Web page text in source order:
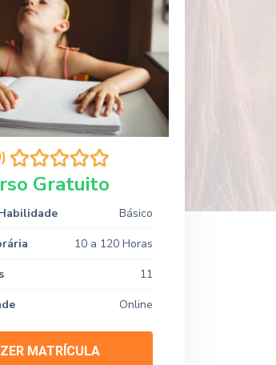
Gratuito
Básico
10 a 120 Horas
11
Online
MATRÍCULA